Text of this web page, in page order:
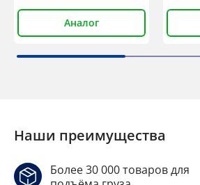
Аналог
Наши преимущества
Более 30 000 товаров для